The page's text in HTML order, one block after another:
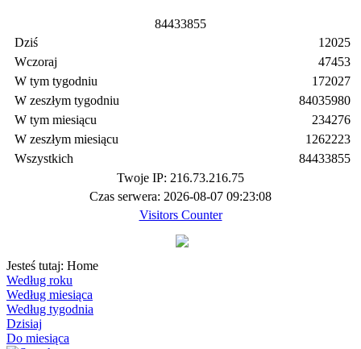
84433855
Dziś
Wczoraj
W tym tygodniu
W zeszłym tygodniu
W tym miesiącu
W zeszłym miesiącu
Wszystkich
12025
47453
172027
84035980
234276
1262223
84433855
Twoje IP: 216.73.216.75
Czas serwera: 2026-08-07 09:23:08
Visitors Counter
Jesteś tutaj: Home
Według roku
Według miesiąca
Według tygodnia
Dzisiaj
Do miesiąca